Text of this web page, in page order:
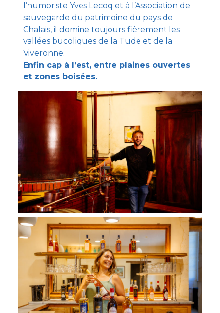
l’humoriste Yves Lecoq et à l’Association de
sauvegarde du patrimoine du pays de
Chalais, il domine toujours fièrement les
vallées bucoliques de la Tude et de la
Viveronne.
Enfin cap à l’est, entre plaines ouvertes
et zones boisées.